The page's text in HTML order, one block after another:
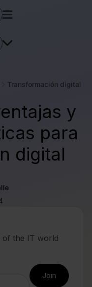
Transformación digital
y
para
digital
of the IT world